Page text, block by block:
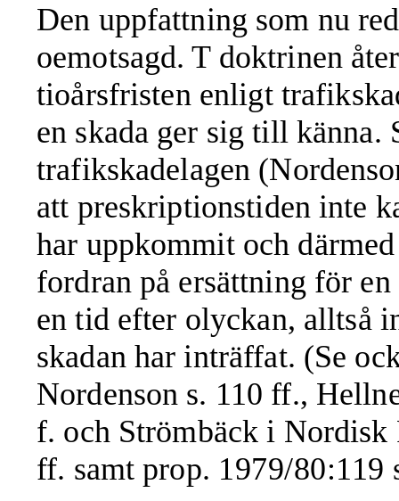
Den uppfattning som nu
oemotsagd. T doktrinen
tioårsfristen enligt
en skada ger sig till
trafikskadelagen
att preskriptionstiden inte
har uppkommit och
fordran på ersättning för
en tid efter olyckan, alltså
skadan har inträffat. (Se
Nordenson s. 110 ff.,
f. och Strömbäck i
ff. samt prop. 1979/80:119